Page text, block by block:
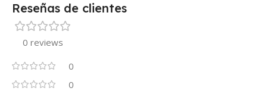
Reseñas de clientes
0 reviews
0
0